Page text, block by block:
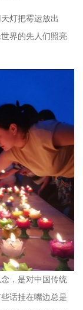
灯把霉运放出
界的先人们照亮
，是对中国传统
话挂在嘴边总是